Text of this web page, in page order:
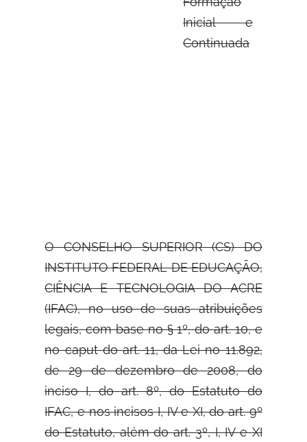
Inicial e
Continuada
O CONSELHO SUPERIOR (CS) DO
INSTITUTO FEDERAL DE EDUCAÇÃO,
CIÊNCIA E TECNOLOGIA DO ACRE
(IFAC), no uso de suasatribuições
legais, com base no § 1º, do art. 10, e
no caput do art. 11, da Lei no 11.892,
de 29 de dezembro de 2008, do
inciso I, do art. 8º, do Estatuto do
IFAC, e nos incisos I, IV e XI, do art. 9º
do Estatuto, além do art. 3º, I, IV e XI